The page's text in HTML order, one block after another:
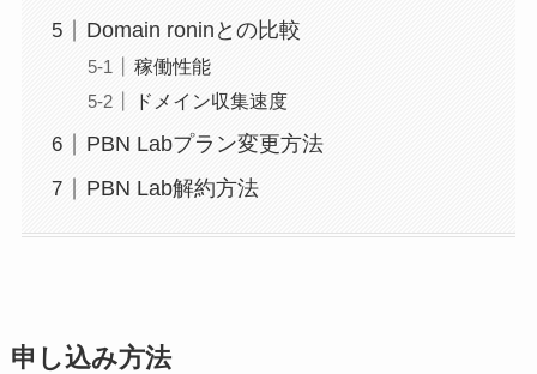
Domain roninとの比較
稼働性能
ドメイン収集速度
PBN Labプラン変更方法
PBN Lab解約方法
申し込み方法